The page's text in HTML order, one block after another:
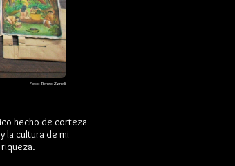
Foto: Renzo Zanelli
hecho de corteza
la cultura de mi